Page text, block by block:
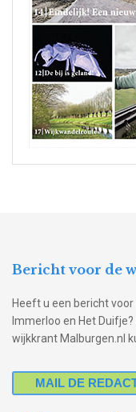
Bericht voor de
Heeft u een bericht
Immerloo en Het
wijkkrant Malburgen.nl
MAIL DE